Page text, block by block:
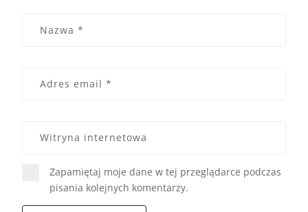
Zapamiętaj moje dane w tej przeglądarce podczas
pisania kolejnych komentarzy.